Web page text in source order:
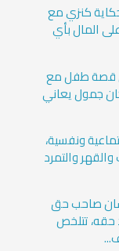
كنزي مع
المال بأي
قصة طفل مع
جمول يعاني
ونفسية،
والتمرد
صاحب حق
تتلخص